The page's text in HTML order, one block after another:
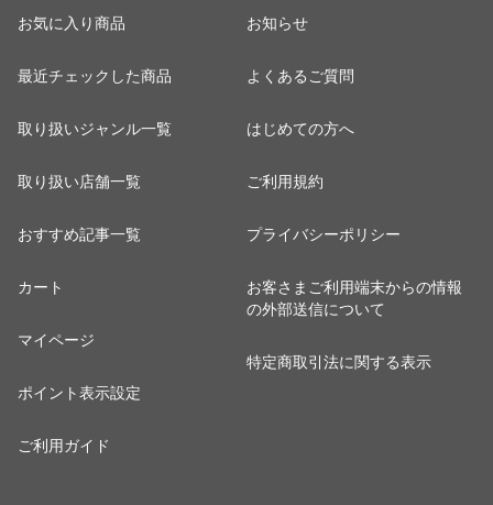
お気に入り商品
最近チェックした商品
取り扱いジャンル一覧
取り扱い店舗一覧
おすすめ記事一覧
カート
マイページ
ポイント表示設定
ご利用ガイド
お知らせ
よくあるご質問
はじめての方へ
ご利用規約
プライバシーポリシー
お客さまご利用端末からの情報
の外部送信について
特定商取引法に関する表示